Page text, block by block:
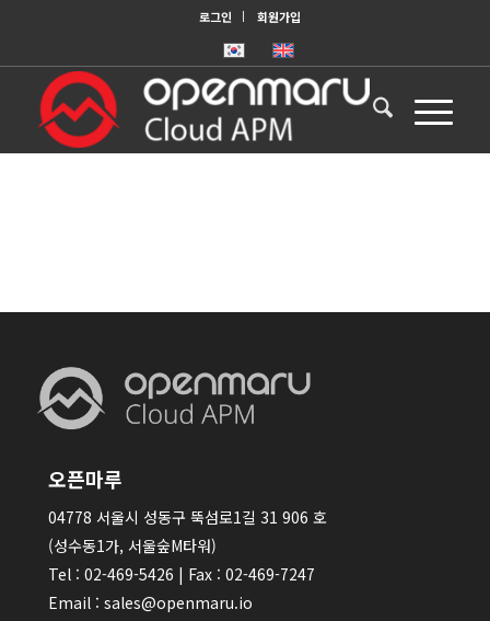
로그인 회원가입
오픈마루
04778 서울시 성동구 뚝섬로1길 31 906 호
(성수동1가, 서울숲M타워)
Tel : 02-469-5426 | Fax : 02-469-7247
Email : sales@openmaru.io